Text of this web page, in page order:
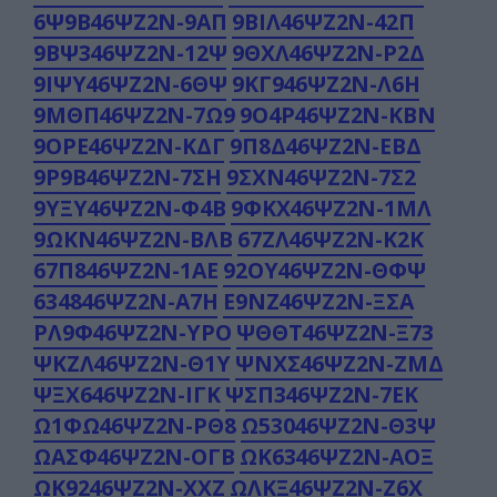
6Ψ9Β46ΨΖ2Ν-9ΑΠ 9ΒΙΛ46ΨΖ2Ν-42Π
9ΒΨ346ΨΖ2Ν-12Ψ 9ΘΧΛ46ΨΖ2Ν-Ρ2Δ
9ΙΨΥ46ΨΖ2Ν-6ΘΨ 9ΚΓ946ΨΖ2Ν-Λ6Η
9ΜΘΠ46ΨΖ2Ν-7Ω9 9Ο4Ρ46ΨΖ2Ν-ΚΒΝ
9ΟΡΕ46ΨΖ2Ν-ΚΔΓ 9Π8Δ46ΨΖ2Ν-ΕΒΔ
9Ρ9Β46ΨΖ2Ν-7ΣΗ 9ΣΧΝ46ΨΖ2Ν-7Σ2
9ΥΞΥ46ΨΖ2Ν-Φ4Β 9ΦΚΧ46ΨΖ2Ν-1ΜΛ
9ΩΚΝ46ΨΖ2Ν-ΒΛΒ 67ΖΛ46ΨΖ2Ν-Κ2Κ
67Π846ΨΖ2Ν-1ΑΕ 92ΟΥ46ΨΖ2Ν-ΘΦΨ
634846ΨΖ2Ν-Α7Η Ε9ΝΖ46ΨΖ2Ν-ΞΣΑ
ΡΛ9Φ46ΨΖ2Ν-ΥΡΟ ΨΘΘΤ46ΨΖ2Ν-Ξ73
ΨΚΖΛ46ΨΖ2Ν-Θ1Υ ΨΝΧΣ46ΨΖ2Ν-ΖΜΔ
ΨΞΧ646ΨΖ2Ν-ΙΓΚ ΨΣΠ346ΨΖ2Ν-7ΕΚ
Ω1ΦΩ46ΨΖ2Ν-ΡΘ8 Ω53046ΨΖ2Ν-Θ3Ψ
ΩΑΣΦ46ΨΖ2Ν-ΟΓΒ ΩΚ6346ΨΖ2Ν-ΑΟΞ
ΩΚ9246ΨΖ2Ν-ΧΧΖ ΩΛΚΞ46ΨΖ2Ν-Ζ6Χ